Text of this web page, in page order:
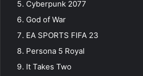
Cyberpunk 2077
God of War
EA SPORTS FIFA 23
Persona 5 Royal
It Takes Two